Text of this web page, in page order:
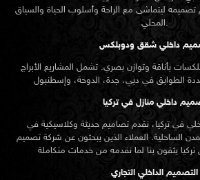
ليتماشى مع الراحة وأسلوب الحياة والسياق
المحلي.
داخلي شقق ودوبلكس
بأناقة وتوازن بصري. تشمل المشاريع الأبراج
داخلي منازل في تركيا
في تركيا، نقدم تصاميم حديثة وكلاسيكية في
الساحلية. العملاء الذين يبحثون عن شركة تصميم
التصميم الداخلي التجاري